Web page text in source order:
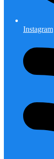
Instagram